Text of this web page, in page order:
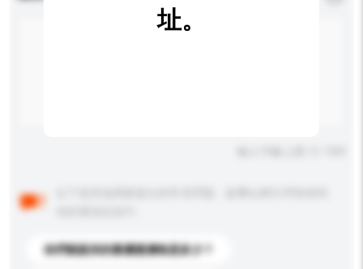
你們能提供的最優惠價格是多少？
址。